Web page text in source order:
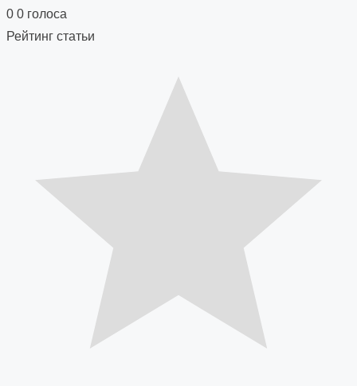
navigation
0 0 голоса
Рейтинг статьи